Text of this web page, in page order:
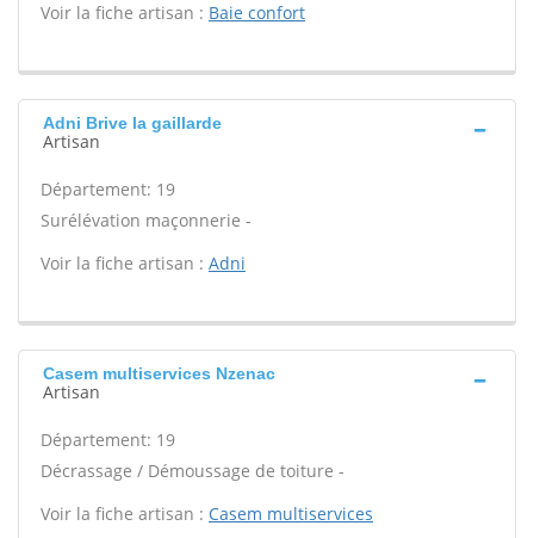
Voir la fiche artisan : Baie confort
Adni Brive la gaillarde
Artisan
Département: 19
Surélévation maçonnerie -
Voir la fiche artisan : Adni
Casem multiservices Nzenac
Artisan
Département: 19
Décrassage / Démoussage de toiture -
Voir la fiche artisan : Casem multiservices